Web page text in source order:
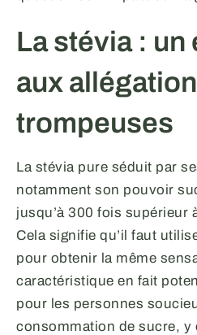
La stévia :
aux
trompeuses
La stévia pure séduit par
notamment son pouvoir
jusqu’à 300 fois supérieur
Cela signifie qu’il faut
pour obtenir la même
caractéristique en fait
pour les personnes
consommation de sucre, y